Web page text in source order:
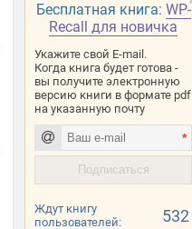
Бесплатная книга: WP-
Recall для новичка
Укажите свой E-mail.
Когда книга будет готова -
вы получите электронную
версию книги в формате pdf
на указанную почту
*
Ждут книгу
пользователей:
532